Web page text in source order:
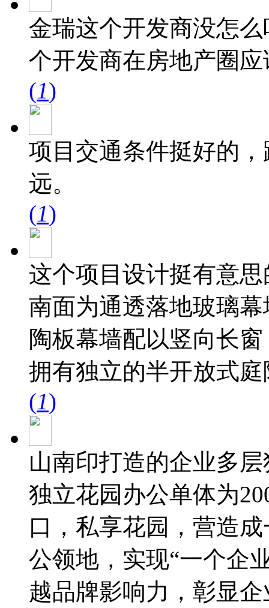
金瑞这个开发商没怎
个开发商在房地产圈
(1)
项目交通条件挺好的
远。
(1)
这个项目设计挺有意
南面为通透落地玻璃
陶板幕墙配以竖向长
拥有独立的半开放式庭
(1)
山南印打造的企业多
独立花园办公单体为
口，私享花园，营造
公领地，实现“一个企
越品牌影响力，彰显